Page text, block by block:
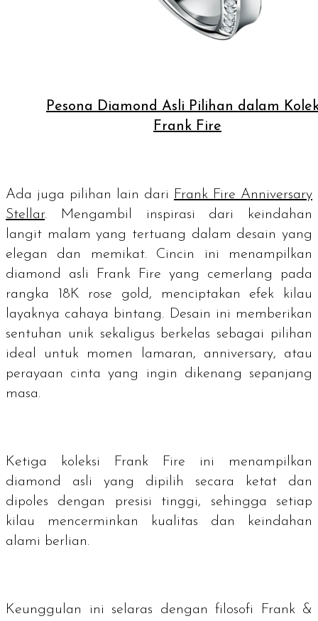
Pesona Diamond Asli Pilihan dalam
Frank Fire
Ada juga pilihan lain dari Frank Fire Anniversary
Stellar. Mengambil inspirasi dari keindahan
langit malam yang tertuang dalam desain yang
elegan dan memikat. Cincin ini menampilkan
diamond asli Frank Fire yang cemerlang pada
rangka 18K rose gold , menciptakan efek kilau
layaknya cahaya bintang. Desain ini memberikan
sentuhan unik sekaligus berkelas sebagai pilihan
ideal untuk momen lamaran, anniversary, atau
perayaan cinta yang ingin dikenang sepanjang
masa.
Ketiga koleksi Frank Fire ini menampilkan
diamond
asli yang dipilih secara ketat dan
dipoles dengan presisi tinggi, sehingga setiap
kilau mencerminkan kualitas dan keindahan
alami berlian.
Keunggulan ini selaras dengan filosofi Frank &